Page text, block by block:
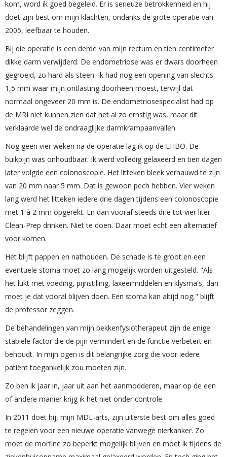
kom, word ik goed begeleid. Er is serieuze betrokkenheid en hij
doet zijn best om mijn klachten, ondanks de grote operatie van
2005, leefbaar te houden.
Bij die operatie is een derde van mijn rectum en tien centimeter
dikke darm verwijderd. De endometriose was er dwars doorheen
gegroeid, zo hard als steen. Ik had nog een opening van slechts
1,5 mm waar mijn ontlasting doorheen moest, terwijl dat
normaal ongeveer 20 mm is. De endometriosespecialist had op
de MRI niet kunnen zien dat het al zo ernstig was, maar dit
verklaarde wel de ondraaglijke darmkrampaanvallen.
Nog geen vier weken na de operatie lag ik op de EHBO. De
buikpijn was onhoudbaar. Ik werd volledig gelaxeerd en tien dagen
later volgde een colonoscopie. Het litteken bleek vernauwd te zijn
van 20 mm naar 5 mm. Dat is gewoon pech hebben. Vier weken
lang werd het litteken iedere drie dagen tijdens een colonoscopie
met 1 à 2 mm opgerekt. En dan vooraf steeds drie tot vier liter
Clean-Prep drinken. Niet te doen. Daar moet echt een alternatief
voor komen.
Het blijft pappen en nathouden. De schade is te groot en een
eventuele stoma moet zo lang mogelijk worden uitgesteld. "Als
het lukt met voeding, pijnstilling, laxeermiddelen en klysma's, dan
moet je dat vooral blijven doen. Een stoma kan altijd nog," blijft
de professor zeggen.
De behandelingen van mijn bekkenfysiotherapeut zijn de enige
stabiele factor die de pijn vermindert en de functie verbetert en
behoudt. In mijn ogen is dit belangrijke zorg die voor iedere
patiënt toegankelijk zou moeten zijn.
Zo ben ik jaar in, jaar uit aan het aanmodderen, maar op de een
of andere manier krijg ik het niet onder controle.
In 2011 doet hij, mijn MDL-arts, zijn uiterste best om alles goed
te regelen voor een nieuwe operatie vanwege nierkanker. Zo
moet de morfine zo beperkt mogelijk blijven en moet ik tijdens de